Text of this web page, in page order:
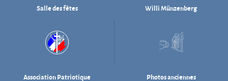
Association Patriotique Photos anciennes
Actus Panneau Pocket
L'actualité officielle de la mairie de Montagne